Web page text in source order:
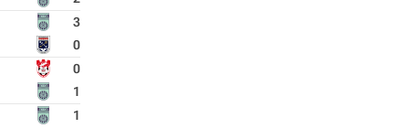
3
0
0
1
1